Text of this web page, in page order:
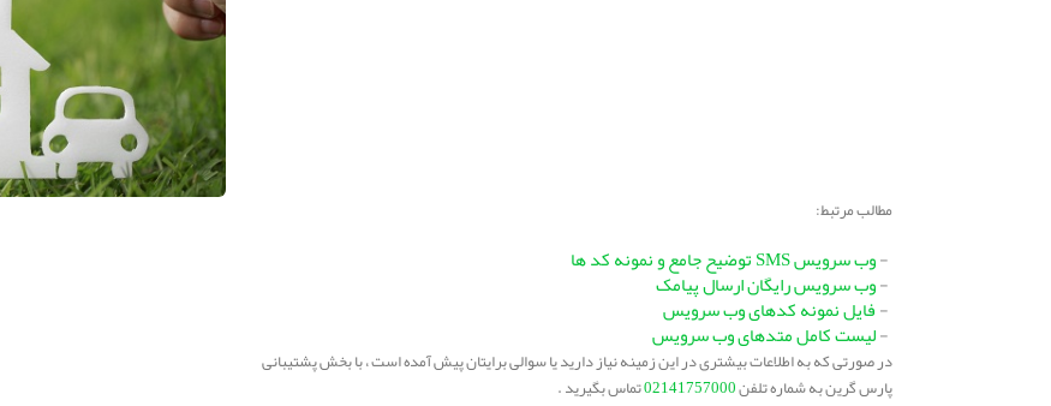
مطالب مرتبط:
-وب سرویس SMS توضیح جامع و نمونه کد ها
-وب سرویس رایگان ارسال پیامک
-فایل نمونه کدهای وب سرویس
-لیست کامل متدهای وب سرویس
در صورتی که به اطلاعات بیشتری در این زمینه نیاز دارید یا سوالی برایتان پیش آمده است ، با بخش پشتیبانی
پارس گرین به شماره تلفن02141757000تماس بگیرید .